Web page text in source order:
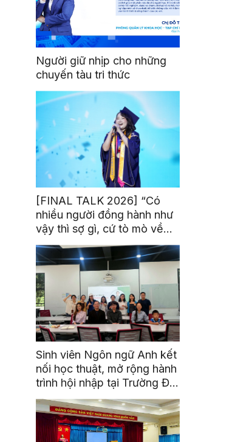
Người giữ nhịp cho những
chuyến tàu tri thức
[FINAL TALK 2026] “Có
nhiều người đồng hành như
vậy thì sợ gì, cứ tò mò về
thế giới thôi”
Sinh viên Ngôn ngữ Anh kết
nối học thuật, mở rộng hành
trình hội nhập tại Trường Đại
học Quốc gia Malaysia